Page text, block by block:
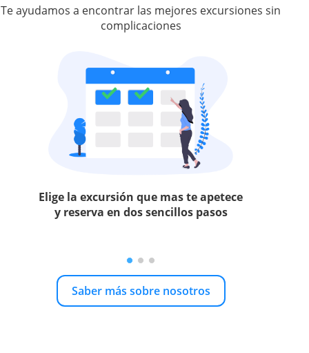
Te ayudamos a encontrar las mejores excursiones sin
complicaciones
Elige la excursión que mas te apetece
y reserva en dos sencillos pasos
Saber más sobre nosotros